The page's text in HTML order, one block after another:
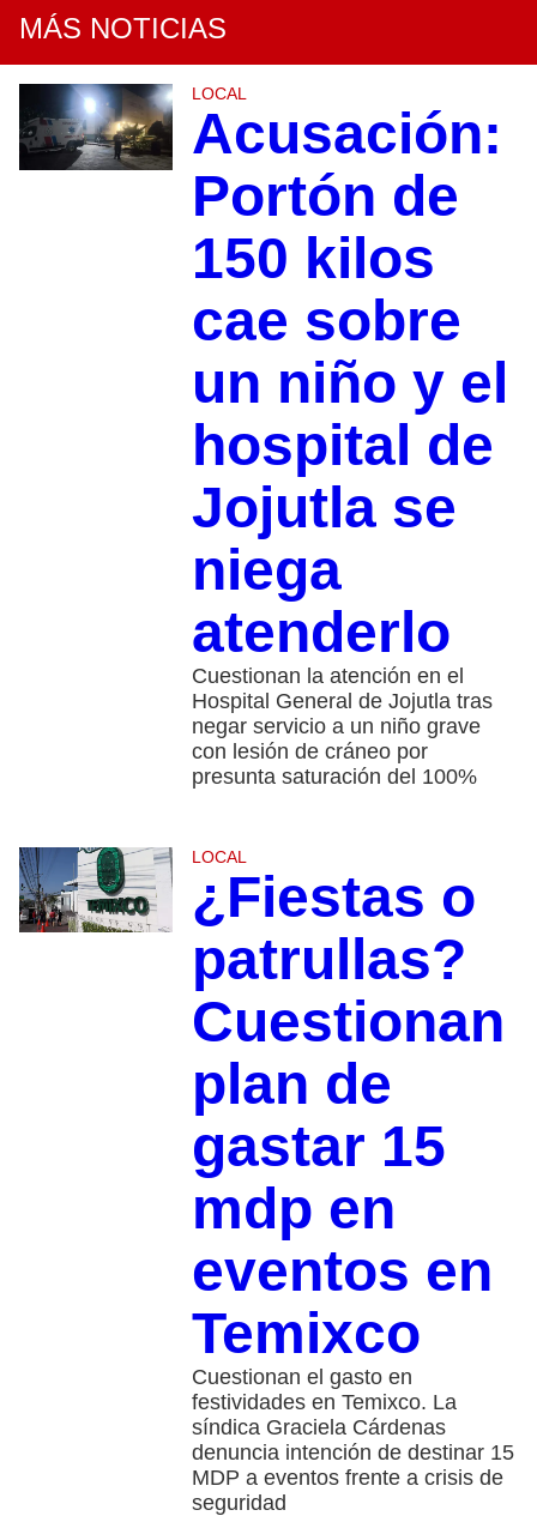
MÁS NOTICIAS
LOCAL
Acusación:
Portón de
150 kilos
cae sobre
un niño y el
hospital de
Jojutla se
niega
atenderlo
Cuestionan la atención en el
Hospital General de Jojutla tras
negar servicio a un niño grave
con lesión de cráneo por
presunta saturación del 100%
LOCAL
¿Fiestas o
patrullas?
Cuestionan
plan de
gastar 15
mdp en
eventos en
Temixco
Cuestionan el gasto en
festividades en Temixco. La
síndica Graciela Cárdenas
denuncia intención de destinar 15
MDP a eventos frente a crisis de
seguridad